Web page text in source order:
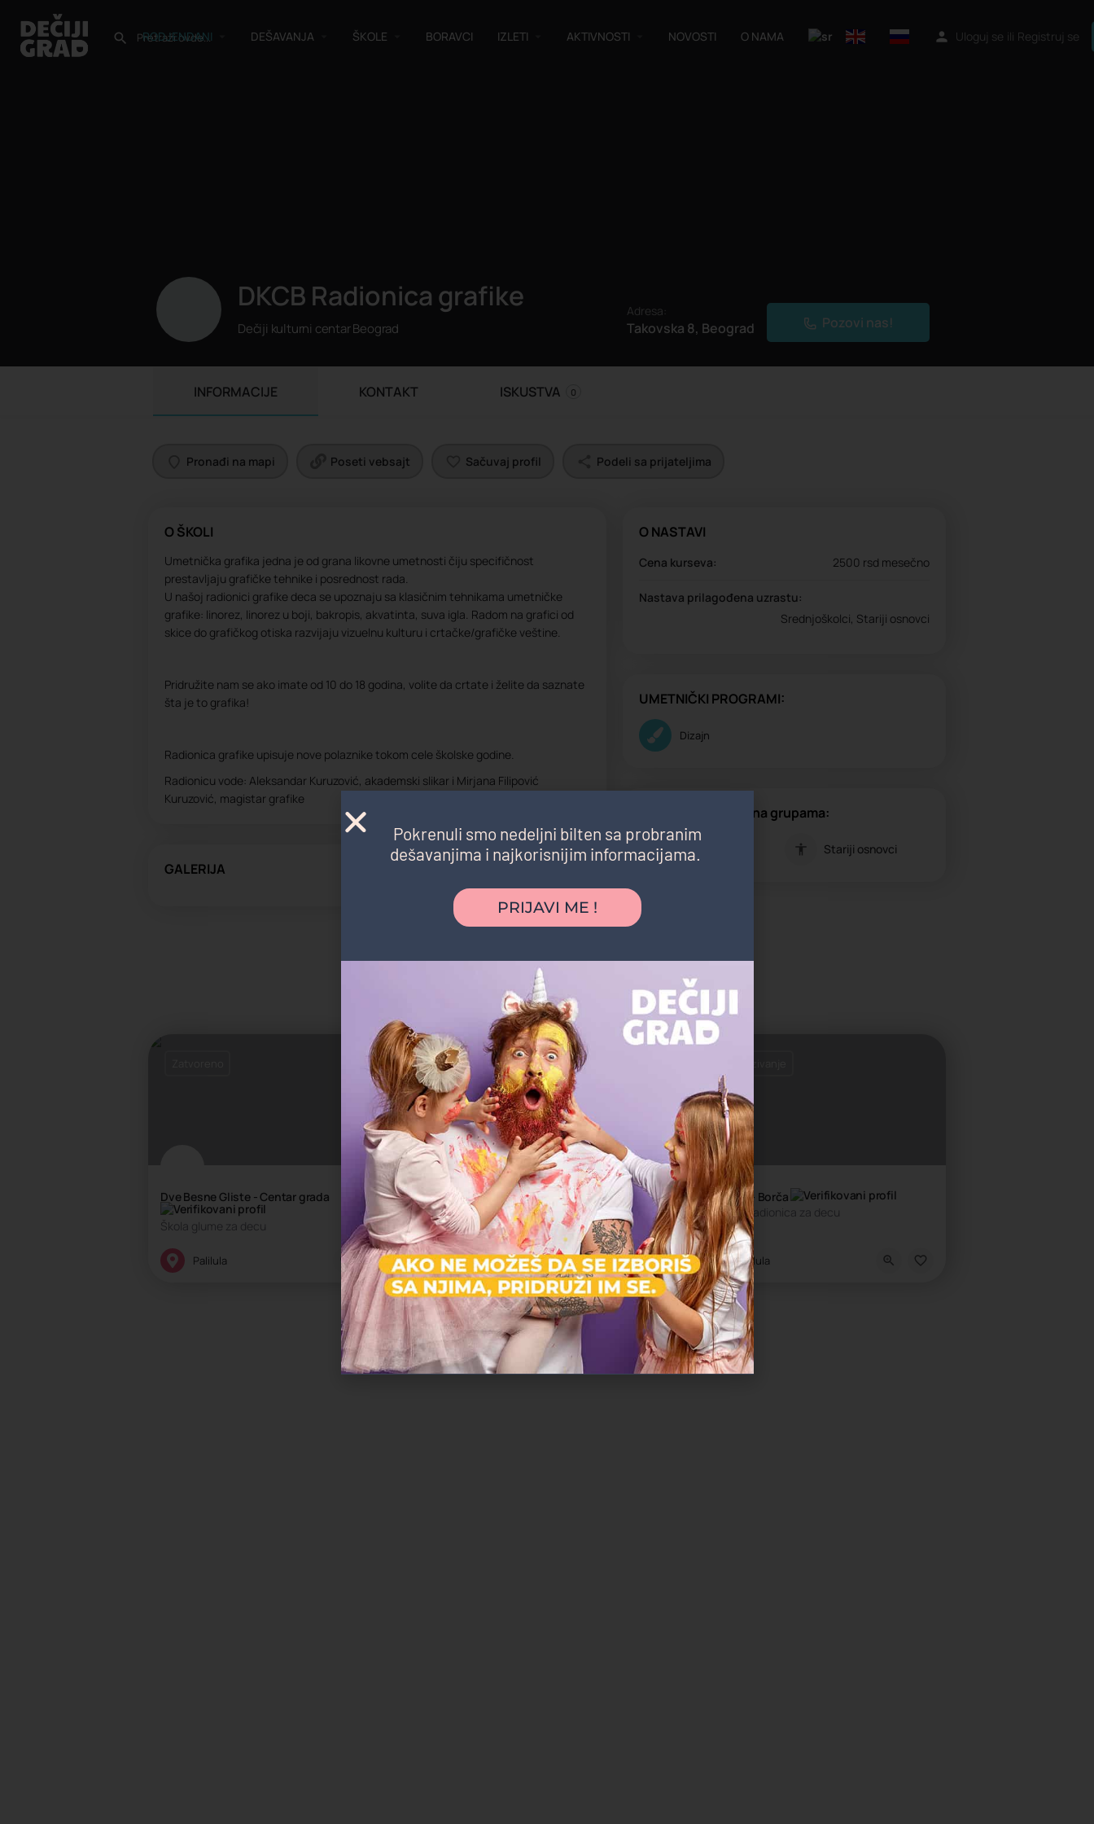
RODJENDANI DEŠAVANJA ŠKOLE BORAVCI IZLETI AKTIVNOSTI NOVOSTI O NAMA Uloguj se ili Registruj se
DKCB Radionica grafike
Dečiji kulturni centar Beograd
Adresa:
Takovska 8, Beograd Pozovi nas!
INFORMACIJE KONTAKT ISKUSTVA 0
Pronađi na mapi Poseti vebsajt Sačuvaj profil Podeli sa prijateljima
O ŠKOLI
Umetnička grafika jedna je od grana likovne umetnosti čiju specifičnost
prestavljaju grafičke tehnike i posrednost rada.
U našoj radionici grafike deca se upoznaju sa klasičnim tehnikama umetničke
grafike: linorez, linorez u boji, bakropis, akvatinta, suva igla. Radom na grafici od
skice do grafičkog otiska razvijaju vizuelnu kulturu i crtačke/grafičke veštine.
Pridružite nam se ako imate od 10 do 18 godina, volite da crtate i želite da saznate
šta je to grafika!
Radionica grafike upisuje nove polaznike tokom cele školske godine.
Radionicu vode: Aleksandar Kuruzović, akademski slikar i Mirjana Filipović
Kuruzović, magistar grafike
GALERIJA
O NASTAVI
Cena kurseva: 2500 rsd mesečno
Nastava prilagođena uzrastu:
Srednjoškolci, Stariji osnovci
UMETNIČKI PROGRAMI:
Dizajn
Nastava prilagođena grupama:
Srednjoškolci Stariji osnovci
Možda vas zanima i sledeće:
Dve Besne Gliste - Centar grada
Škola glume za decu
Umetnička škola
Palilula
Škola pevanja dečje i popularne muzike
,,Nađi svoju zvezdu”
Dečiji kulturni centar Beograd
Umetnička škola
Palilula
Bim Bam - Borča
Muzička radionica za decu
Edukativni centar, Umetnička škola
Palilula
Pokrenuli smo nedeljni bilten sa probranim
dešavanjima i najkorisnijim informacijama.
PRIJAVI ME !